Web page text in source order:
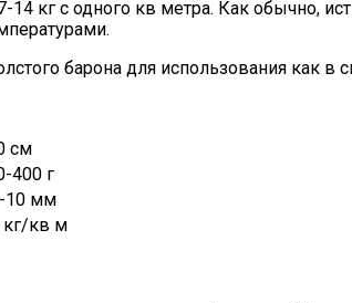
кг с одного кв метра. Как обычно,
барона для использования
см
400 г
10 мм
кг/кв м